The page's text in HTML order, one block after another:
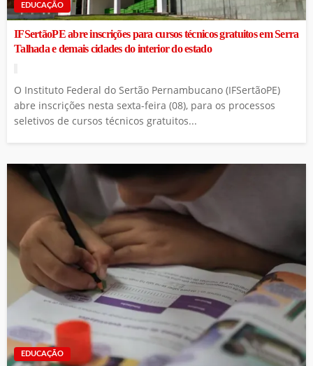
EDUCAÇÃO
IFSertãoPE abre inscrições para cursos técnicos gratuitos em Serra
Talhada e demais cidades do interior do estado
O Instituto Federal do Sertão Pernambucano (IFSertãoPE)
abre inscrições nesta sexta-feira (08), para os processos
seletivos de cursos técnicos gratuitos...
EDUCAÇÃO